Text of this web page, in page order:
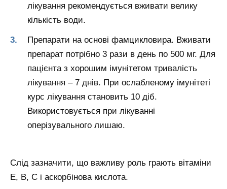
лікування рекомендується вживати велику
кількість води.
Препарати на основі фамцикловира. Вживати
препарат потрібно 3 рази в день по 500 мг. Для
пацієнта з хорошим імунітетом тривалість
лікування – 7 днів. При ослабленому імунітеті
курс лікування становить 10 діб.
Використовується при лікуванні
оперізувального лишаю.
Слід зазначити, що важливу роль грають вітаміни
Е, В, С і аскорбінова кислота.